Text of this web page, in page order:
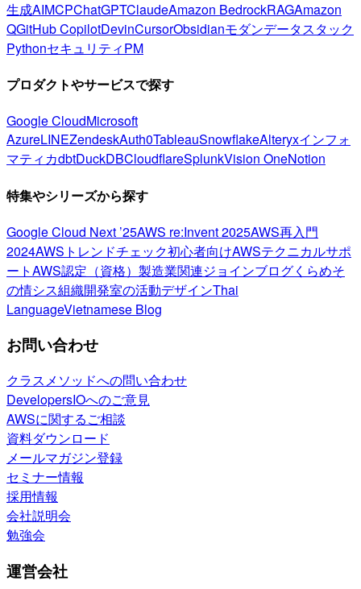
生成AIMCPChatGPTClaudeAmazon BedrockRAGAmazon
QGitHub CopilotDevinCursorObsidianモダンデータスタック
PythonセキュリティPM
プロダクトやサービスで探す
Google CloudMicrosoft
AzureLINEZendeskAuth0TableauSnowflakeAlteryxインフォ
マティカdbtDuckDBCloudflareSplunkVision OneNotion
特集やシリーズから探す
Google Cloud Next ’25AWS re:Invent 2025AWS再入門
2024AWSトレンドチェック初心者向けAWSテクニカルサポ
ートAWS認定（資格） 製造業関連ジョインブログくらめそ
の情シス組織開発室の活動デザインThai
LanguageVietnamese Blog
お問い合わせ
クラスメソッドへの問い合わせ
DevelopersIOへのご意見
AWSに関するご相談
資料ダウンロード
メールマガジン登録
セミナー情報
採用情報
会社説明会
勉強会
運営会社